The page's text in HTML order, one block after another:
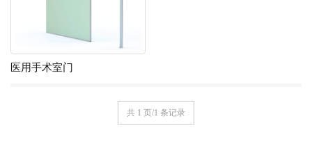
医用手术室门
共 1 页/1 条记录